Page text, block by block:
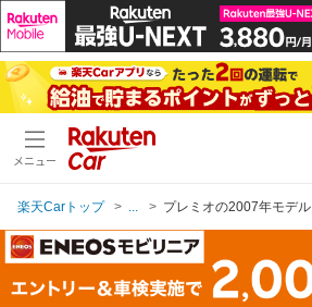
メニュー
楽天Carトップ プレミオの2007年モデル